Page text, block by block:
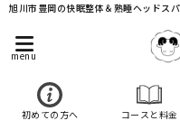
旭川市豊岡の快眠整体＆熟睡ヘッドスパ
menu
初めての方へ コースと料金